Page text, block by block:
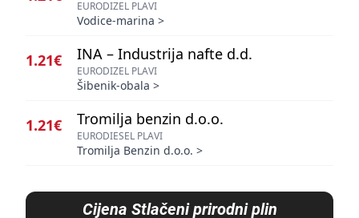
EURODIZEL PLAVI
Vodice-marina >
1.21€ INA – Industrija nafte d.d.
EURODIZEL PLAVI
Šibenik-obala >
1.21€ Tromilja benzin d.o.o.
EURODIESEL PLAVI
Tromilja Benzin d.o.o. >
Cijena Stlačeni prirodni plin